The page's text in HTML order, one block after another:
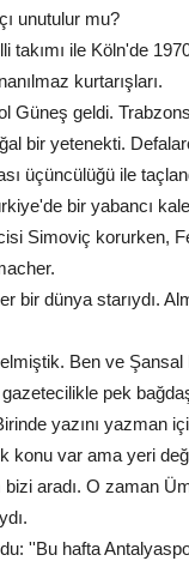
unutulur mu?
takımı ile Köln'de
kurtarışları.
Güneş geldi.
bir yetenekti.
üçüncülüğü ile
bir yabancı
Simoviç korurken,
bir dünya starıydı.
Ben ve
pek
yazını yazman
konu var ama yeri
aradı. O zaman
''Bu hafta